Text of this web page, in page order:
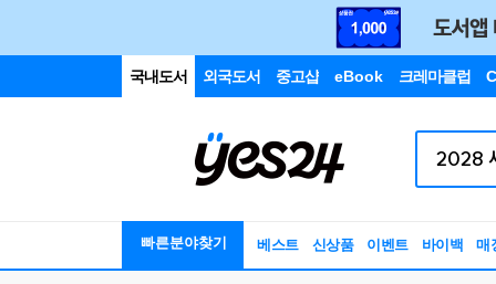
국내도서 외국도서 중고샵 eBook 크레마클럽
빠른분야찾기 베스트 신상품 이벤트 바이백 매